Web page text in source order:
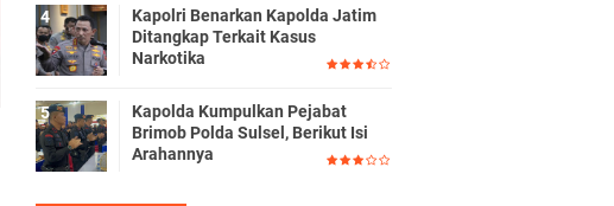
Kapolri Benarkan Kapolda Jatim
Ditangkap Terkait Kasus
Narkotika
Kapolda Kumpulkan Pejabat
Brimob Polda Sulsel, Berikut Isi
Arahannya